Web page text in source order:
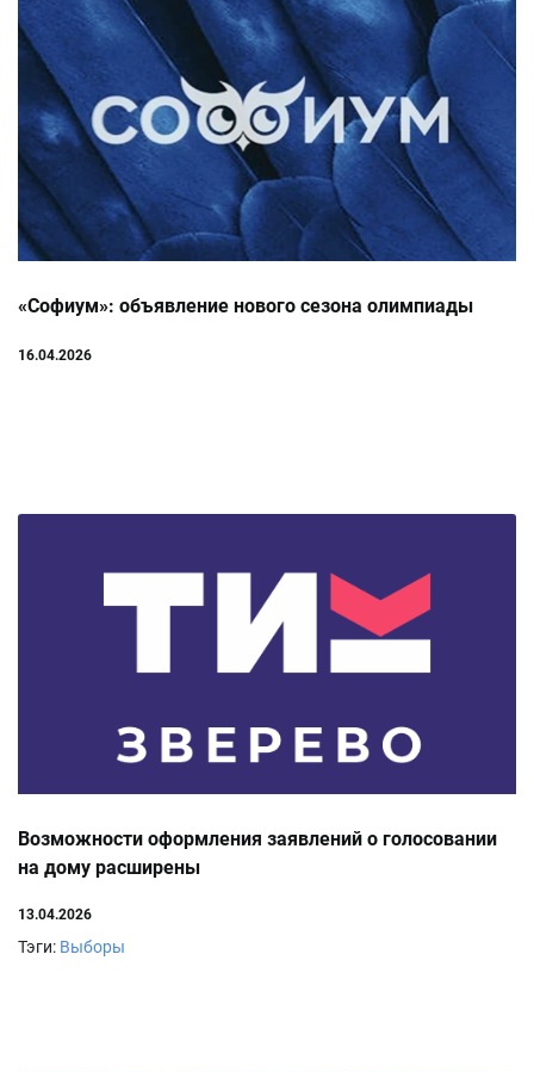
«Софиум»: объявление нового сезона олимпиады
16.04.2026
Возможности оформления заявлений о голосовании
на дому расширены
13.04.2026
Тэги: Выборы